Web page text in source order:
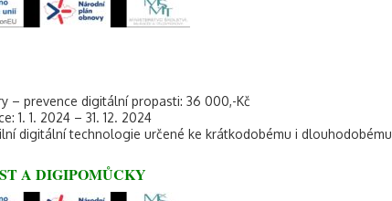
– prevence digitální propasti: 36 000,-Kč
1. 1. 2024 – 31. 12. 2024
digitální technologie určené ke krátkodobému i
A DIGIPOMŮCKY